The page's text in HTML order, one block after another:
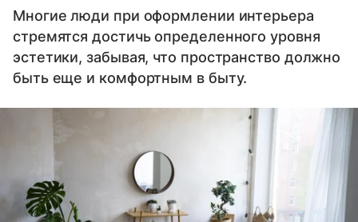
Многие люди при оформлении интерьера
стремятся достичь определенного уровня
эстетики, забывая, что пространство должно
быть еще и комфортным в быту.